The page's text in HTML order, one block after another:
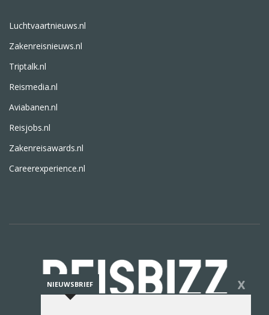
Luchtvaartnieuws.nl
Zakenreisnieuws.nl
Triptalk.nl
Reismedia.nl
Aviabanen.nl
Reisjobs.nl
Zakenreisawards.nl
Careerexperience.nl
NIEUWSBRIEF X